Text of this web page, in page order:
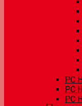
PC
PC
PC